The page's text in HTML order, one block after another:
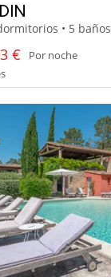
• 5 baños
€
Por noche